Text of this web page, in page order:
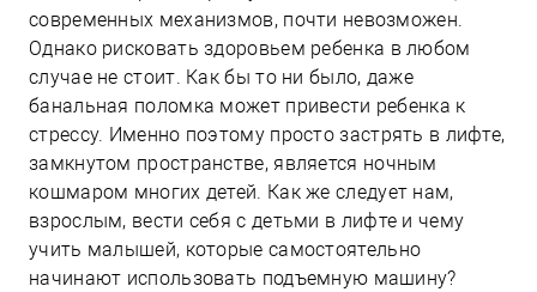
современных механизмов, почти невозможен.
Однако рисковать здоровьем ребенка в любом
случае не стоит. Как бы то ни было, даже
банальная поломка может привести ребенка к
стрессу. Именно поэтому просто застрять в лифте,
замкнутом пространстве, является ночным
кошмаром многих детей. Как же следует нам,
взрослым, вести себя с детьми в лифте и чему
учить малышей, которые самостоятельно
начинают использовать подъемную машину?